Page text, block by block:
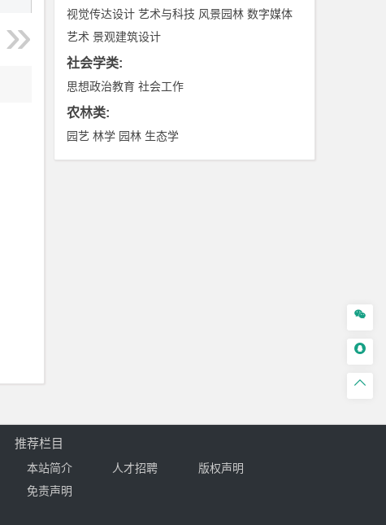
视觉传达设计 艺术与科技 风景园林 数字媒体
艺术 景观建筑设计
社会学类:
思想政治教育 社会工作
农林类:
园艺 林学 园林 生态学



推荐栏目
本站简介 人才招聘
版权声明
免责声明